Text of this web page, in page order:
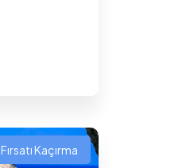
Fırsatı Kaçırma